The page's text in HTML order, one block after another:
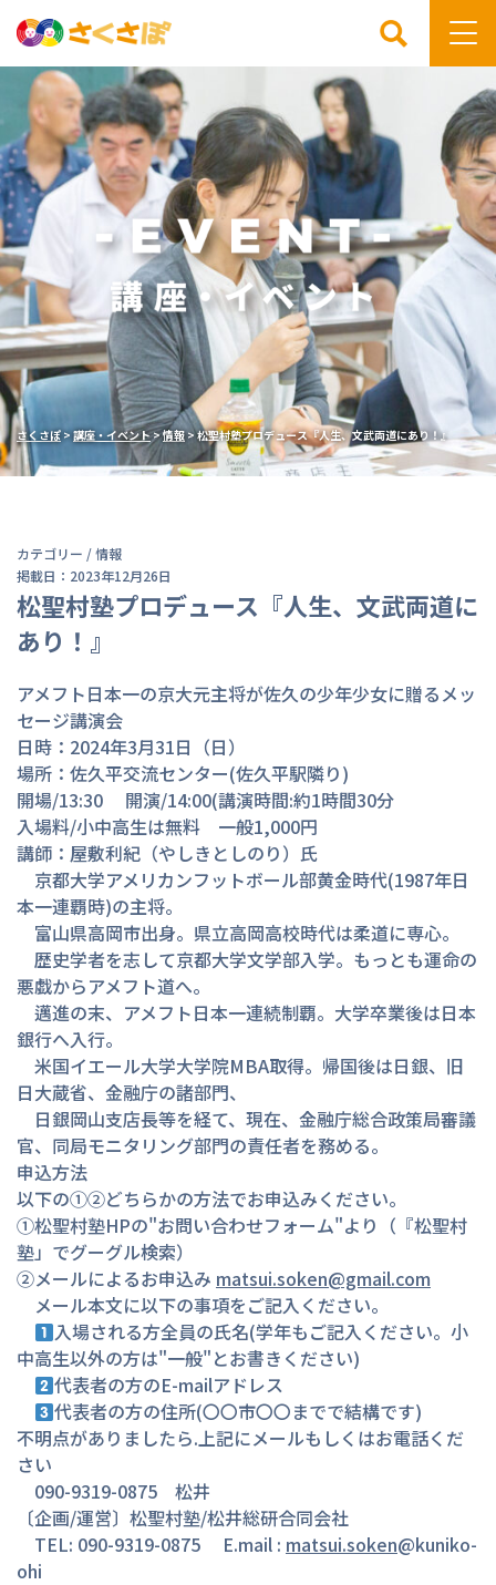
検索
さくさぽ >講座・イベント>情報>松聖村塾プロデュース『人生、文武両道にあり！』
カテゴリー /情報
掲載日：2023年12月26日
松聖村塾プロデュース『人生、文武両道に
あり！』
アメフト日本一の京大元主将が佐久の少年少女に贈るメッ
セージ講演会
日時：2024年3月31日（日）
場所：佐久平交流センター(佐久平駅隣り)
開場/13:30 　開演/14:00(講演時間:約1時間30分
入場料/小中高生は無料　一般1,000円
講師：屋敷利紀（やしきとしのり）氏
京都大学アメリカンフットボール部黄金時代(1987年日
本一連覇時)の主将。
富山県高岡市出身。県立高岡高校時代は柔道に専心。
歴史学者を志して京都大学文学部入学。もっとも運命の
悪戯からアメフト道へ。
邁進の末、アメフト日本一連続制覇。大学卒業後は日本
銀行へ入行。
米国イエール大学大学院MBA取得。帰国後は日銀、旧
日大蔵省、金融庁の諸部門、
日銀岡山支店長等を経て、現在、金融庁総合政策局審議
官、同局モニタリング部門の責任者を務める。
申込方法
以下の①②どちらかの方法でお申込みください。
①松聖村塾HPの"お問い合わせフォーム"より（『松聖村
塾」でグーグル検索）
②メールによるお申込み matsui.soken@gmail.com
メール本文に以下の事項をご記入ください。
入場される方全員の氏名(学年もご記入ください。小
中高生以外の方は"一般"とお書きください)
代表者の方のE-mailアドレス
代表者の方の住所(〇〇市〇〇までで結構です)
不明点がありましたら.上記にメールもしくはお電話くだ
さい
090-9319-0875　松井
〔企画/運営〕松聖村塾/松井総研合同会社
TEL: 090-9319-0875　 E.mail : matsui.soken@kuniko-
ohi